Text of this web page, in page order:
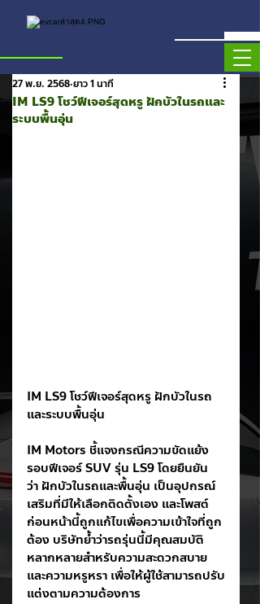
IM LS9 โชว์ฟีเจอร์สุดหรู ฝักบัวในรถและ
ระบบพื้นอุ่น
27 พ.ย. 2568 ยาว 1 นาที
IM LS9 โชว์ฟีเจอร์สุดหรู ฝักบัวในรถ
และระบบพื้นอุ่น
IM Motors ชี้แจงกรณีความขัดแย้ง
รอบฟีเจอร์ SUV รุ่น LS9 โดยยืนยัน
ว่า ฝักบัวในรถและพื้นอุ่น เป็นอุปกรณ์
เสริมที่มีให้เลือกติดตั้งเอง และโพสต์
ก่อนหน้านี้ถูกแก้ไขเพื่อความเข้าใจที่ถูก
ต้อง บริษัทย้ำว่ารถรุ่นนี้มีคุณสมบัติ
หลากหลายสำหรับความสะดวกสบาย
และความหรูหรา เพื่อให้ผู้ใช้สามารถปรับ
แต่งตามความต้องการ